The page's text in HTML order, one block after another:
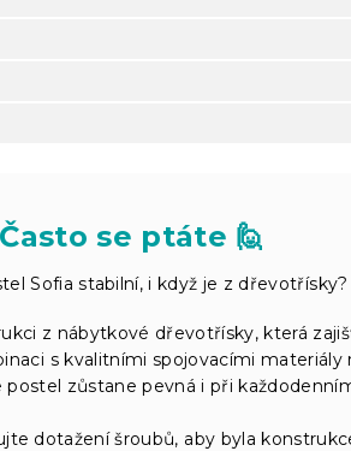
Často se ptáte 🙋
Sofia stabilní, i když je z dřevotřísky?
z nábytkové dřevotřísky, která
s kvalitními spojovacími materiály
postel zůstane pevná i při
dotažení šroubů, aby byla